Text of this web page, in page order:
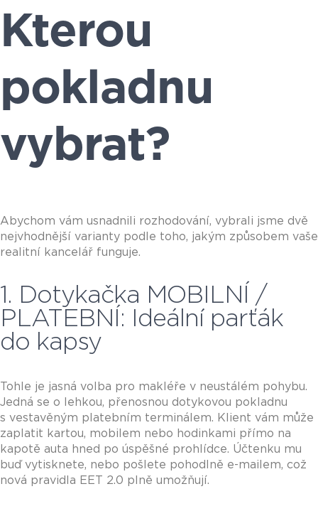
Kterou
pokladnu
vybrat?
Abychom vám usnadnili rozhodování, vybrali jsme dvě
nejvhodnější varianty podle toho, jakým způsobem vaše
realitní kancelář funguje.
1. Dotykačka MOBILNÍ /
PLATEBNÍ: Ideální parťák
do kapsy
Tohle je jasná volba pro makléře v neustálém pohybu.
Jedná se o lehkou, přenosnou dotykovou pokladnu
s vestavěným platebním terminálem. Klient vám může
zaplatit kartou, mobilem nebo hodinkami přímo na
kapotě auta hned po úspěšné prohlídce. Účtenku mu
buď vytisknete, nebo pošlete pohodlně e-mailem, což
nová pravidla EET 2.0 plně umožňují.